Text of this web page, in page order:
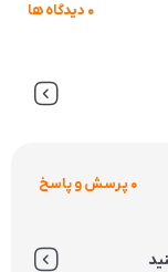
0 دیدگاه ها
0 پرسش و پاسخ